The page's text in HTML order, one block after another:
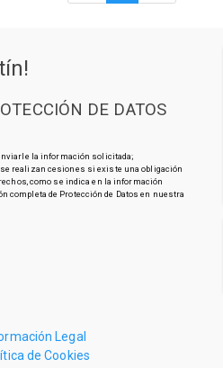
DE DATOS
la información solicitada;
se realizan cesiones si existe una obligación
como se indica en la información
completa de Protección de Datos en nuestra
Legal
de Cookies